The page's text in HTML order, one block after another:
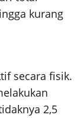
kurang
secara fisik.
2,5